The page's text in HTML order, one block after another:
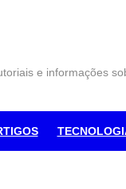
e informações